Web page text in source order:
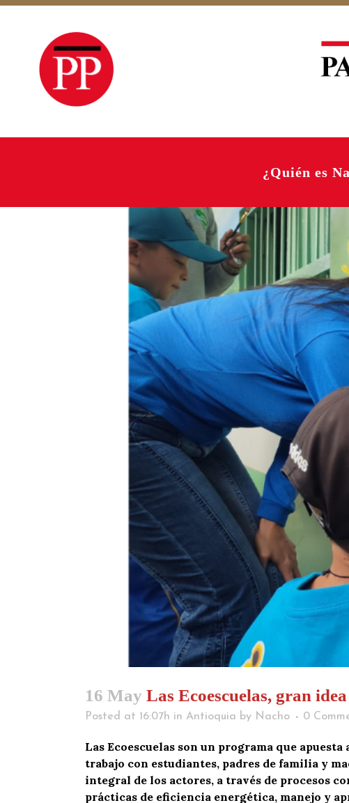
¿Quién es
16 May Las Ecoescuelas, gran
Posted at 16:07h in Antioquia by Nacho 0
Las Ecoescuelas son un programa que
trabajo con estudiantes, padres de familia y
integral de los actores, a través de procesos
prácticas de eficiencia energética, manejo y